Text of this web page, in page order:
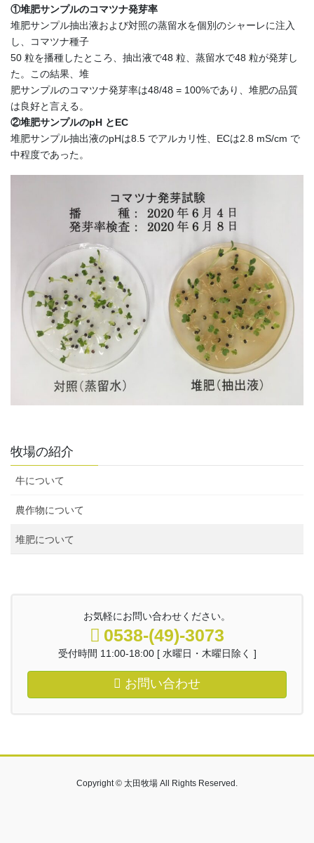
①堆肥サンプルのコマツナ発芽率
堆肥サンプル抽出液および対照の蒸留水を個別のシャーレに注入
し、コマツナ種子
50 粒を播種したところ、抽出液で48 粒、蒸留水で48 粒が発芽し
た。この結果、堆
肥サンプルのコマツナ発芽率は48/48 = 100%であり、堆肥の品質
は良好と言える。
②堆肥サンプルのpH とEC
堆肥サンプル抽出液のpHは8.5 でアルカリ性、ECは2.8 mS/cm で
中程度であった。
牧場の紹介
牛について
農作物について
堆肥について
お気軽にお問い合わせください。
0538-(49)-3073
受付時間 11:00-18:00 [ 水曜日・木曜日除く ]
お問い合わせ
Copyright © 太田牧場 All Rights Reserved.